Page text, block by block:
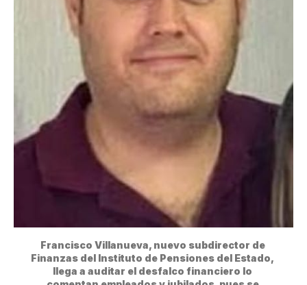
Francisco Villanueva, nuevo subdirector de
Finanzas del Instituto de Pensiones del Estado,
llega a auditar el desfalco financiero lo